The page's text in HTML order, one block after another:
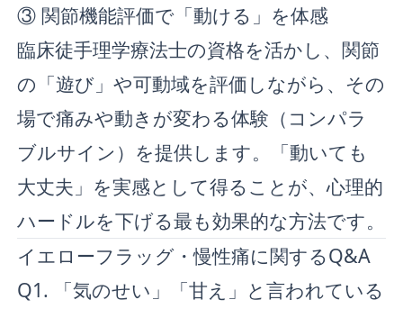
③ 関節機能評価で「動ける」を体感
臨床徒手理学療法士の資格を活かし、関節
の「遊び」や可動域を評価しながら、その
場で痛みや動きが変わる体験（コンパラ
ブルサイン）を提供します。「動いても
大丈夫」を実感として得ることが、心理的
ハードルを下げる最も効果的な方法です。
イエローフラッグ・慢性痛に関するQ&A
Q1. 「気のせい」「甘え」と言われている